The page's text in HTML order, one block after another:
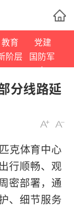
教育
党建
阶层
国防军
事
分线路延
克体育中心
行顺畅、观
密部署，通
、细节服务